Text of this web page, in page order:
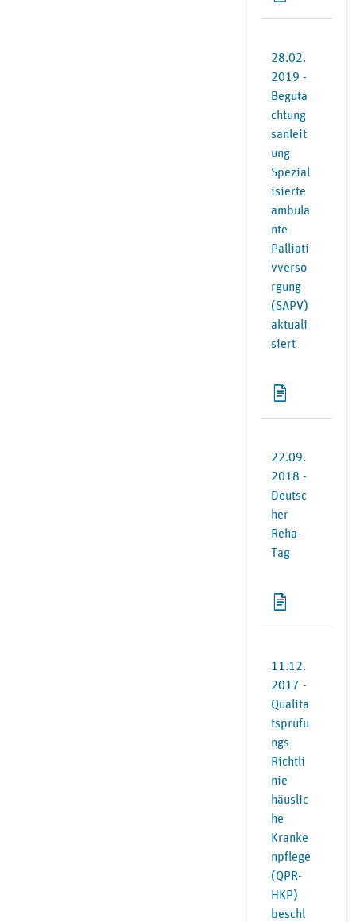
28.02.
2019 -
Beguta
chtung
sanleit
ung
Spezial
isierte
ambula
nte
Palliati
vverso
rgung
(SAPV)
aktuali
siert
22.09.
2018 -
Deutsc
her
Reha-
Tag
11.12.
2017 -
Qualitä
tsprüfu
ngs-
Richtli
nie
häuslic
he
Kranke
npflege
(QPR-
HKP)
beschl